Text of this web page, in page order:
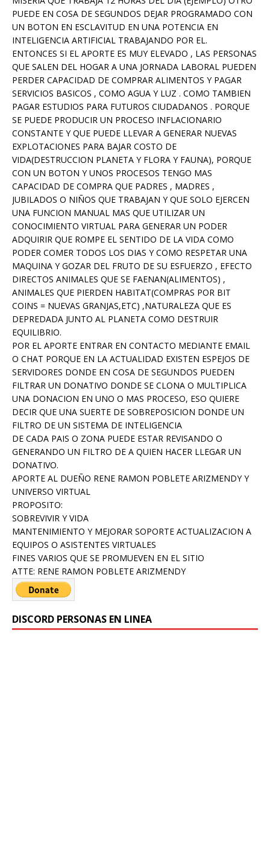
PUEDE EN COSA DE SEGUNDOS DEJAR PROGRAMADO CON
UN BOTON EN ESCLAVITUD EN UNA POTENCIA EN
INTELIGENCIA ARTIFICIAL TRABAJANDO POR EL.
ENTONCES SI EL APORTE ES MUY ELEVADO , LAS PERSONAS
QUE SALEN DEL HOGAR A UNA JORNADA LABORAL PUEDEN
PERDER CAPACIDAD DE COMPRAR ALIMENTOS Y PAGAR
SERVICIOS BASICOS , COMO AGUA Y LUZ . COMO TAMBIEN
PAGAR ESTUDIOS PARA FUTUROS CIUDADANOS . PORQUE
SE PUEDE PRODUCIR UN PROCESO INFLACIONARIO
CONSTANTE Y QUE PUEDE LLEVAR A GENERAR NUEVAS
EXPLOTACIONES PARA BAJAR COSTO DE
VIDA(DESTRUCCION PLANETA Y FLORA Y FAUNA), PORQUE
CON UN BOTON Y UNOS PROCESOS TENGO MAS
CAPACIDAD DE COMPRA QUE PADRES , MADRES ,
JUBILADOS O NIÑOS QUE TRABAJAN Y QUE SOLO EJERCEN
UNA FUNCION MANUAL MAS QUE UTILIZAR UN
CONOCIMIENTO VIRTUAL PARA GENERAR UN PODER
ADQUIRIR QUE ROMPE EL SENTIDO DE LA VIDA COMO
PODER COMER TODOS LOS DIAS Y COMO RESPETAR UNA
MAQUINA Y GOZAR DEL FRUTO DE SU ESFUERZO , EFECTO
DIRECTOS ANIMALES QUE SE FAENAN(ALIMENTOS) ,
ANIMALES QUE PIERDEN HABITAT(COMPRAS POR BIT
COINS = NUEVAS GRANJAS,ETC) ,NATURALEZA QUE ES
DEPREDADA JUNTO AL PLANETA COMO DESTRUIR
EQUILIBRIO.
POR EL APORTE ENTRAR EN CONTACTO MEDIANTE EMAIL
O CHAT PORQUE EN LA ACTUALIDAD EXISTEN ESPEJOS DE
SERVIDORES DONDE EN COSA DE SEGUNDOS PUEDEN
FILTRAR UN DONATIVO DONDE SE CLONA O MULTIPLICA
UNA DONACION EN UNO O MAS PROCESO, ESO QUIERE
DECIR QUE UNA SUERTE DE SOBREPOSICION DONDE UN
FILTRO DE UN SISTEMA DE INTELIGENCIA
DE CADA PAIS O ZONA PUEDE ESTAR REVISANDO O
GENERANDO UN FILTRO DE A QUIEN HACER LLEGAR UN
DONATIVO.
APORTE AL DUEÑO RENE RAMON POBLETE ARIZMENDY Y
UNIVERSO VIRTUAL
PROPOSITO:
SOBREVIVIR Y VIDA
MANTENIMIENTO Y MEJORAR SOPORTE ACTUALIZACION A
EQUIPOS O ASISTENTES VIRTUALES
FINES VARIOS QUE SE PROMUEVEN EN EL SITIO
ATTE: RENE RAMON POBLETE ARIZMENDY
DISCORD PERSONAS EN LINEA